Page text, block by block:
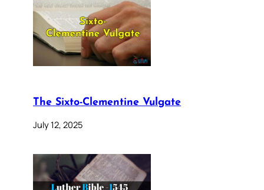
The Sixto-Clementine Vulgate
July 12, 2025